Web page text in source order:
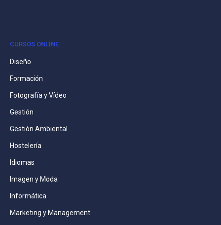
CURSOS ONLINE
Diseño
Formación
Fotografía y Vídeo
Gestión
Gestión Ambiental
Hostelería
Idiomas
Imagen y Moda
Informática
Marketing y Management